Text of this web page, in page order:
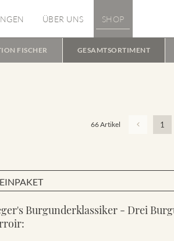
ÜBER UNS SHOP
FISCHER GESAMTSORTIMENT
66 Artikel 1
Burgunderklassiker - Drei